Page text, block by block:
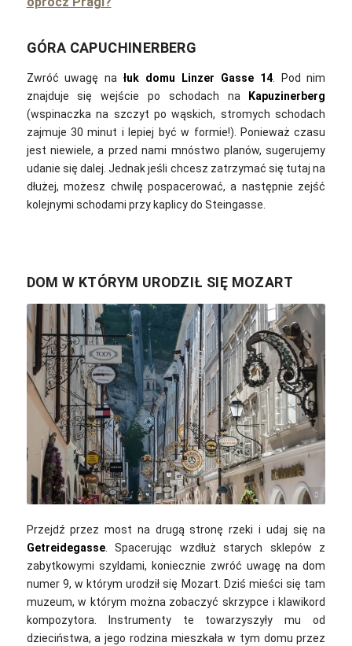
GÓRA CAPUCHINERBERG
Zwróć uwagę nałuk domu Linzer Gasse 14. Pod nim
znajduje się wejście po schodach naKapuzinerberg
(wspinaczka na szczyt po wąskich, stromych schodach
zajmuje 30 minut i lepiej być w formie!). Ponieważ czasu
jest niewiele, a przed nami mnóstwo planów, sugerujemy
udanie się dalej. Jednak jeśli chcesz zatrzymać się tutaj na
dłużej, możesz chwilę pospacerować, a następnie zejść
kolejnymi schodami przy kaplicy do Steingasse.
DOM W KTÓRYM URODZIŁ SIĘ MOZART
bogitw / pixabay
Przejdź przez most na drugą stronę rzeki i udaj się na
Getreidegasse.Spacerując wzdłuż starych sklepów z
zabytkowymi szyldami, koniecznie zwróć uwagę na dom
numer 9, w którym urodził się Mozart. Dziś mieści się tam
muzeum, w którym można zobaczyć skrzypce i klawikord
kompozytora. Instrumenty te towarzyszyły mu od
dzieciństwa, a jego rodzina mieszkała w tym domu przez